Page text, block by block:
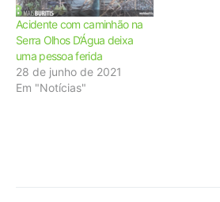
Acidente com caminhão na
Serra Olhos D’Água deixa
uma pessoa ferida
28 de junho de 2021
Em "Notícias"